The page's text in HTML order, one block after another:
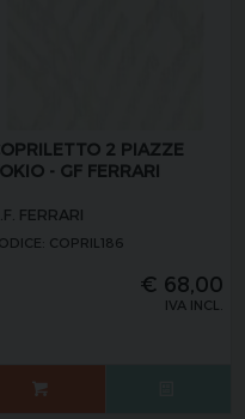
2 PIAZZE
- GF FERRARI
FERRARI
COPRIL186
€ 68,00
IVA INCL.